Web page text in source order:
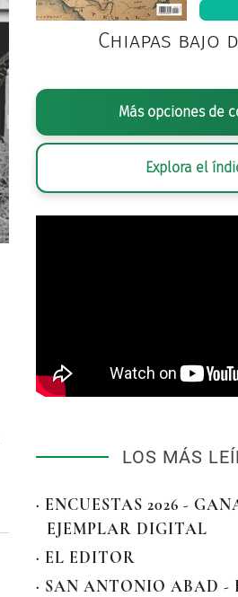
Chiapas bajo
Más opciones de
Explora el
LOS MÁS
· ENCUESTAS 2026 -
EJEMPLAR DIGITAL
· EL EDITOR
· SAN ANTONIO ABAD -